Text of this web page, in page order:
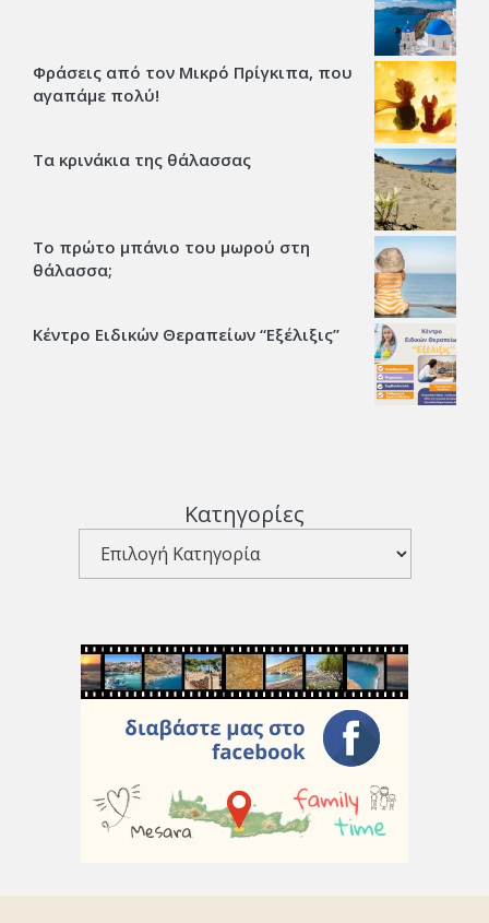
Φράσεις από τον Μικρό Πρίγκιπα, που
αγαπάμε πολύ!
Τα κρινάκια της θάλασσας
Το πρώτο μπάνιο του μωρού στη
θάλασσα;
Κέντρο Ειδικών Θεραπείων “Εξέλιξις’’
Κατηγορίες